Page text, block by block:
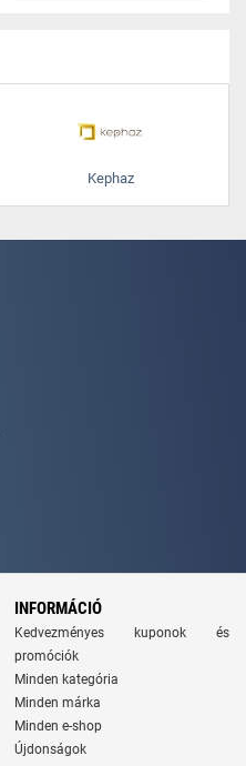
Kephaz
INFORMÁCIÓ
Kedvezményes kuponok és
promóciók
Minden kategória
Minden márka
Minden e-shop
Újdonságok